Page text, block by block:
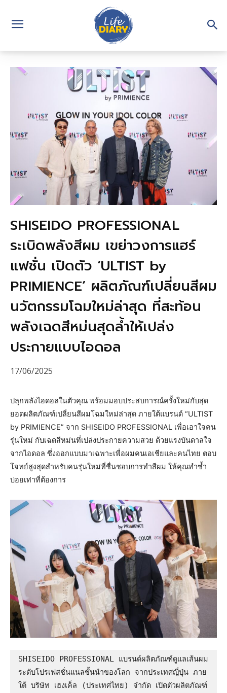
SHISEIDO PROFESSIONAL
ระเบิดพลังสีผม เขย่าวงการแฮร์
แฟชั่น เปิดตัว ‘ULTIST by
PRIMIENCE’ ผลิตภัณฑ์เปลี่ยนสีผม
นวัตกรรมโฉมใหม่ล่าสุด ที่สะท้อน
พลังเฉดสีหม่นสุดล้ำให้เปล่ง
ประกายแบบไอดอล
17/06/2025
ปลุกพลังไอดอลในตัวคุณ พร้อมมอบประสบการณ์ครั้งใหม่กับสุด
ยอดผลิตภัณฑ์เปลี่ยนสีผมโฉมใหม่ล่าสุด ภายใต้แบรนด์ “ULTIST
by PRIMIENCE” จาก SHISEIDO PROFESSIONAL เพื่อเอาใจคน
รุ่นใหม่ กับเฉดสีหม่นที่เปล่งประกายความสวย ด้วยแรงบันดาลใจ
จากไอดอล ซึ่งออกแบบมาเฉพาะเพื่อผมคนเอเชียและคนไทย ตอบ
โจทย์สูงสุดสำหรับคนรุ่นใหม่ที่ชื่นชอบการทำสีผม ให้คุณทำซ้ำ
บ่อยเท่าที่ต้องการ
SHISEIDO PROFESSIONAL แบรนด์ผลิตภัณฑ์ดูแลเส้นผม
ระดับโปรเฟสชั่นแนลชั้นนำของโลก จากประเทศญี่ปุ่น ภาย
ใต้ บริษัท เฮงเค็ล (ประเทศไทย) จำกัด เปิดตัวผลิตภัณฑ์